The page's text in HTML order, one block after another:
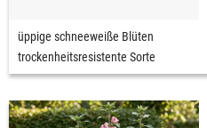
üppige schneeweiße Blüten
trockenheitsresistente Sorte